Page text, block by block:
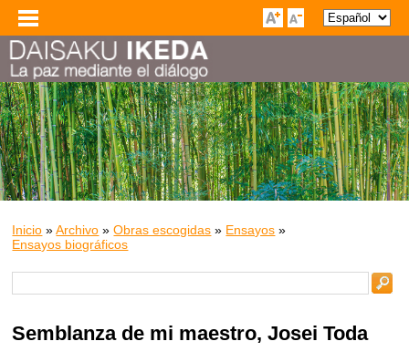
Inicio »Archivo »Obras escogidas » Ensayos »
Ensayos biográficos
Semblanza de mi maestro, Josei Toda